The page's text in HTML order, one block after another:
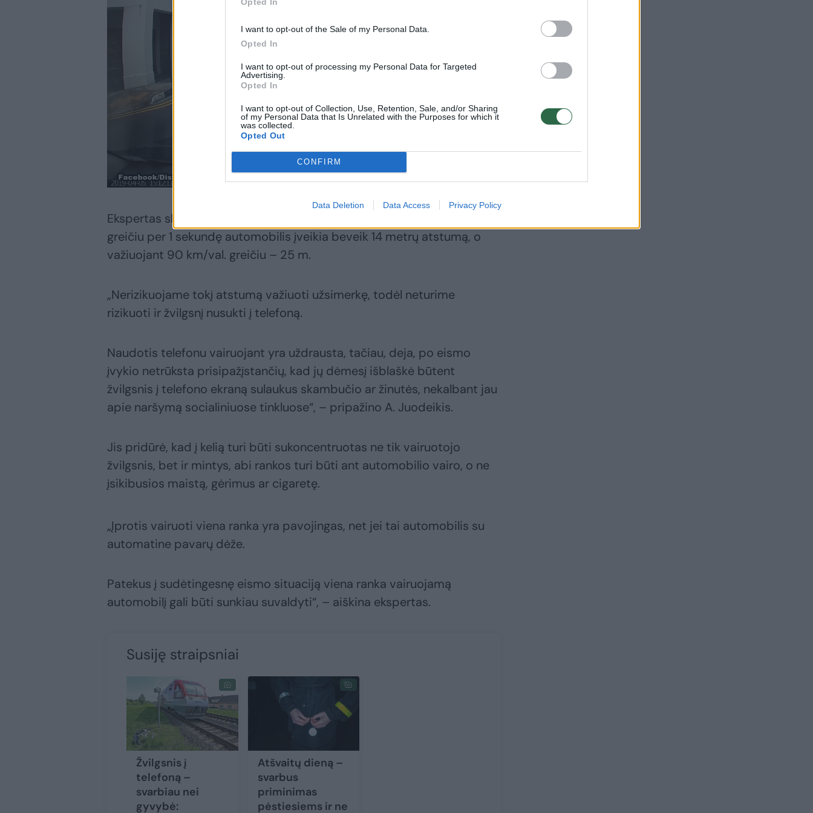
I want to opt-out of the Sale of my Personal Data.
Opted In
I want to opt-out of processing my Personal Data for Targeted
Advertising.
Opted In
I want to opt-out of Collection, Use, Retention, Sale, and/or Sharing
of my Personal Data that Is Unrelated with the Purposes for which it
was collected.
Opted Out
CONFIRM
Data Deletion Data Access Privacy Policy
Ekspertas skaičiuoja, kad važiuojant gyvenvietėje leistinu 50 km/val.
greičiu per 1 sekundę automobilis įveikia beveik 14 metrų atstumą, o
važiuojant 90 km/val. greičiu – 25 m.
„Nerizikuojame tokį atstumą važiuoti užsimerkę, todėl neturime
rizikuoti ir žvilgsnį nusukti į telefoną.
Naudotis telefonu vairuojant yra uždrausta, tačiau, deja, po eismo
įvykio netrūksta prisipažįstančių, kad jų dėmesį išblaškė būtent
žvilgsnis į telefono ekraną sulaukus skambučio ar žinutės, nekalbant jau
apie naršymą socialiniuose tinkluose“, – pripažino A. Juodeikis.
Jis pridūrė, kad į kelią turi būti sukoncentruotas ne tik vairuotojo
žvilgsnis, bet ir mintys, abi rankos turi būti ant automobilio vairo, o ne
įsikibusios maistą, gėrimus ar cigaretę.
„Įprotis vairuoti viena ranka yra pavojingas, net jei tai automobilis su
automatine pavarų dėže.
Patekus į sudėtingesnę eismo situaciją viena ranka vairuojamą
automobilį gali būti sunkiau suvaldyti“, – aiškina ekspertas.
Susiję straipsniai
Žvilgsnis į
telefoną –
svarbiau nei
gyvybė:
Atšvaitų dieną –
svarbus
priminimas
pėstiesiems ir ne